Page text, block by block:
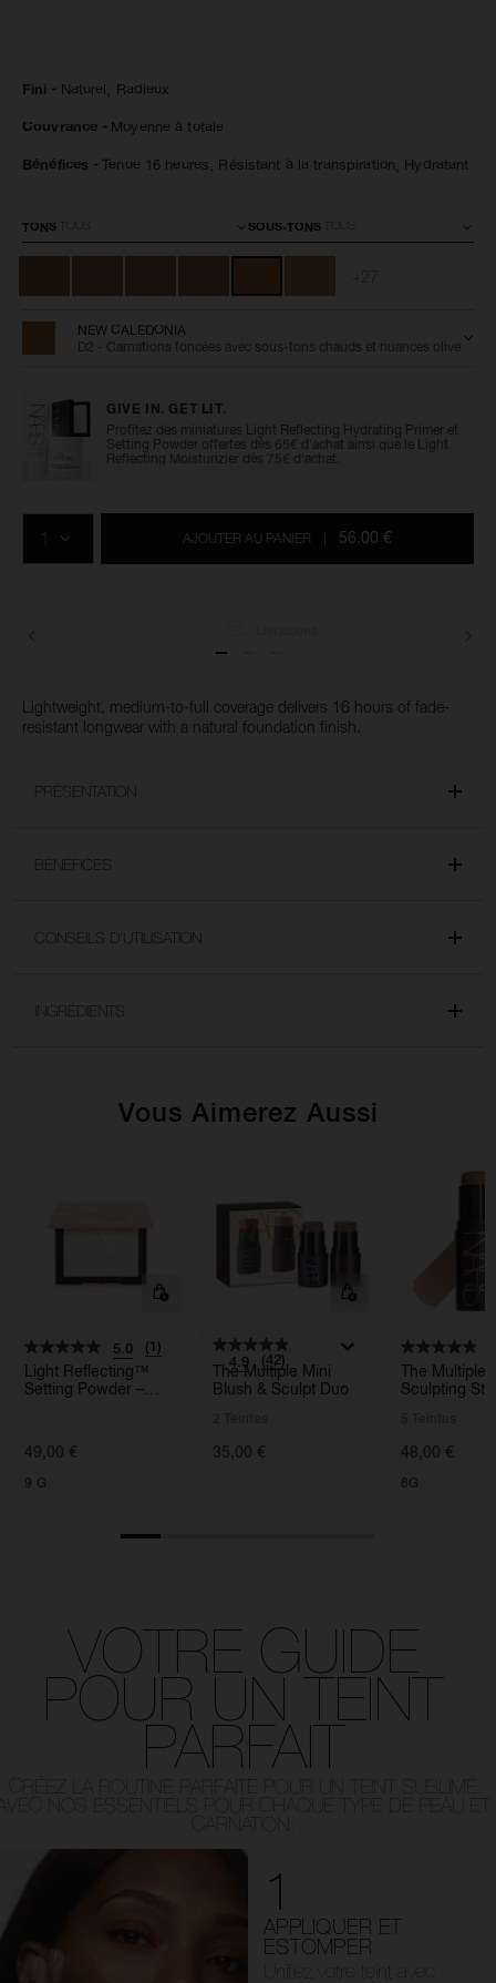
radiant-
foundation-
caledonia/0607845066286.html
de
0607845066286
Fini Naturel, Radieux
Couvrance Moyenne à totale
Bénéfices Tenue 16 heures, Résistant à la transpiration, Hydratant
Variations
TONS SOUS-TONS
NEW CALEDONIA
D2 - Carnations foncées avec sous-tons chauds et nuances olive
GIVE IN. GET LIT.
Profitez des miniatures Light Reflecting Hydrating Primer et
Setting Powder offertes dès 65€ d'achat ainsi que le Light
Reflecting Moisturizier dès 75€ d'achat.
aux
options
sur
QTÉ
AJOUTER AU PANIER | 56,00 €
Lightweight, medium-to-full coverage delivers 16 hours of fade-
resistant longwear with a natural foundation finish.
PRÉSENTATION
BÉNÉFICES
CONSEILS D'UTILISATION
INGRÉDIENTS
Vous Aimerez Aussi
5.0 (1)
Light Reflecting™
Setting Powder –
49,00 €
9 G
4.9 (42)
The Multiple Mini
Blush & Sculpt Duo
35,00 €
The Multiple
Sculpting
48,00 €
8G
VOTRE GUIDE
POUR UN TEINT
PARFAIT
1
APPLIQUER ET
ESTOMPER
Unifiez votre teint avec